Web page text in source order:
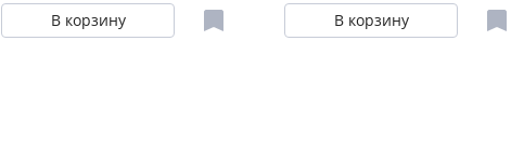
В корзину В корзину